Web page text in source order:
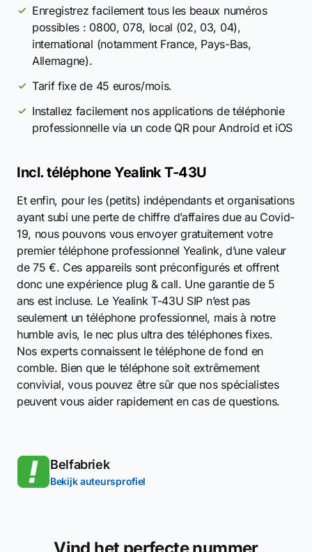
Enregistrez facilement tous les beaux numéros
possibles : 0800, 078, local (02, 03, 04),
international (notamment France, Pays-Bas,
Allemagne).
Tarif fixe de 45 euros/mois.
Installez facilement nos applications de téléphonie
professionnelle via un code QR pour Android et iOS
Incl. téléphone Yealink T-43U
Et enfin, pour les (petits) indépendants et organisations
ayant subi une perte de chiffre d’affaires due au Covid-
19, nous pouvons vous envoyer gratuitement votre
premier téléphone professionnel Yealink, d’une valeur
de 75 €. Ces appareils sont préconfigurés et offrent
donc une expérience plug & call. Une garantie de 5
ans est incluse. Le Yealink T-43U SIP n’est pas
seulement un téléphone professionnel, mais à notre
humble avis, le nec plus ultra des téléphones fixes.
Nos experts connaissent le téléphone de fond en
comble. Bien que le téléphone soit extrêmement
convivial, vous pouvez être sûr que nos spécialistes
peuvent vous aider rapidement en cas de questions.
Belfabriek
Bekijk auteursprofiel